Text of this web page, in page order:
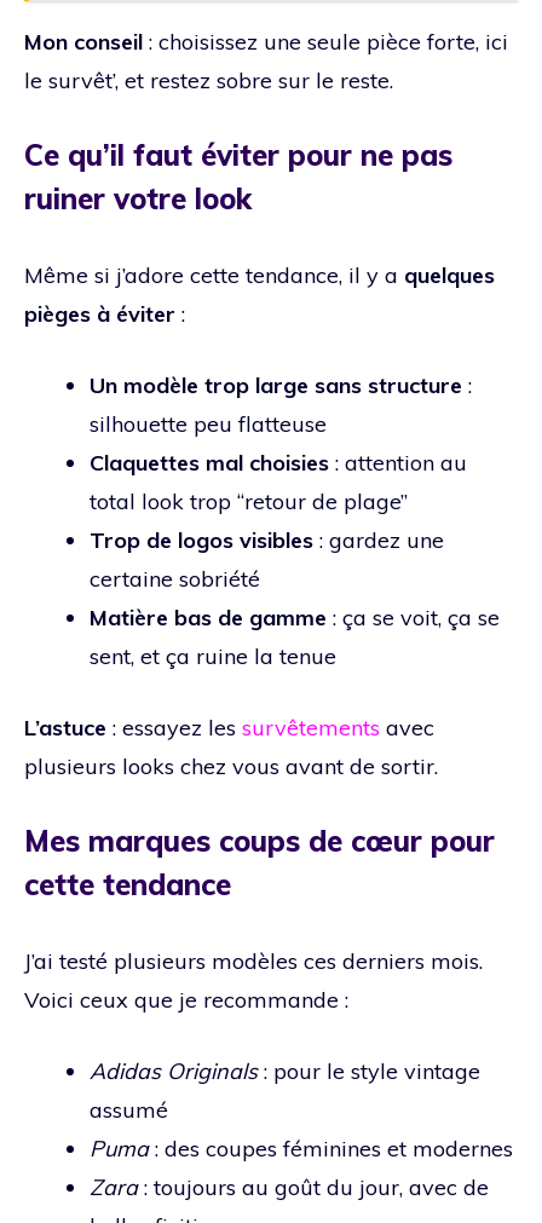
Mon conseil : choisissez une seule pièce forte, ici
le survêt’, et restez sobre sur le reste.
Ce qu’il faut éviter pour ne pas
ruiner votre look
Même si j’adore cette tendance, il y a quelques
pièges à éviter :
Un modèle trop large sans structure :
silhouette peu flatteuse
Claquettes mal choisies : attention au
total look trop “retour de plage”
Trop de logos visibles : gardez une
certaine sobriété
Matière bas de gamme : ça se voit, ça se
sent, et ça ruine la tenue
L’astuce : essayez les survêtements avec
plusieurs looks chez vous avant de sortir.
Mes marques coups de cœur pour
cette tendance
J’ai testé plusieurs modèles ces derniers mois.
Voici ceux que je recommande :
Adidas Originals: pour le style vintage
assumé
Puma: des coupes féminines et modernes
Zara: toujours au goût du jour, avec de